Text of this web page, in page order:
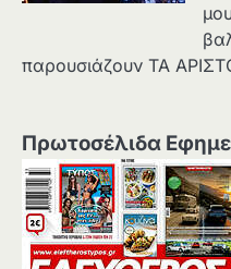
παρουσιάζουν ΤΑ
Πρωτοσέλιδα